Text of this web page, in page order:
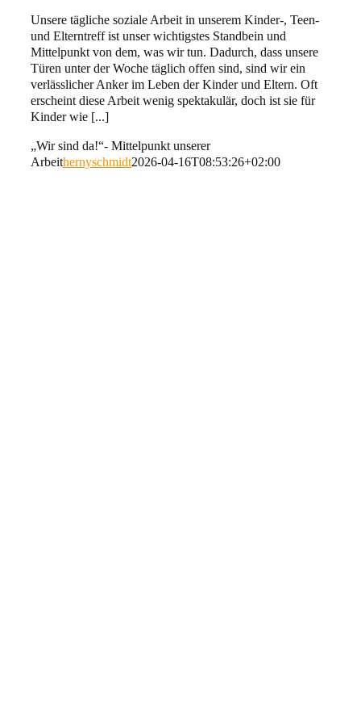
Unsere tägliche soziale Arbeit in unserem Kinder-, Teen-
und Elterntreff ist unser wichtigstes Standbein und
Mittelpunkt von dem, was wir tun. Dadurch, dass unsere
Türen unter der Woche täglich offen sind, sind wir ein
verlässlicher Anker im Leben der Kinder und Eltern. Oft
erscheint diese Arbeit wenig spektakulär, doch ist sie für
Kinder wie [...]
„Wir sind da!“- Mittelpunkt unserer
Arbeithernyschmidt2026-04-16T08:53:26+02:00